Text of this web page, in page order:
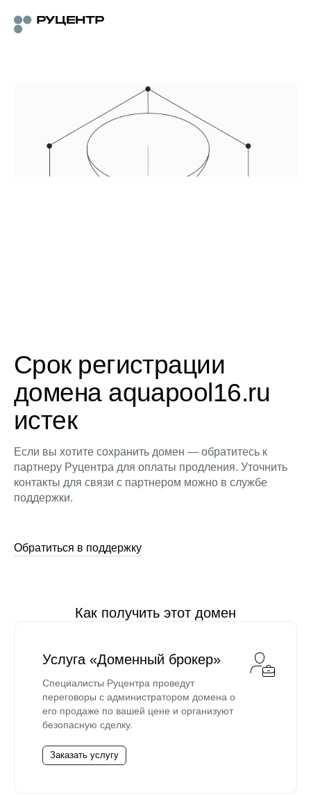
Срок регистрации
домена aquapool16.ru
истек
Если вы хотите сохранить домен — обратитесь к
партнеру Руцентра для оплаты продления. Уточнить
контакты для связи с партнером можно в службе
поддержки.
Обратиться в поддержку
Как получить этот домен
Услуга «Доменный брокер»
Специалисты Руцентра проведут
переговоры с администратором домена о
его продаже по вашей цене и организуют
безопасную сделку.
Заказать услугу